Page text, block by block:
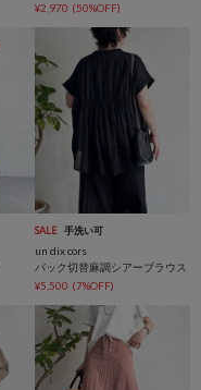
¥2,970 (50%OFF)
SALE 手洗い可
un dix cors
バック切替麻調シアーブラウス
¥5,500 (7%OFF)